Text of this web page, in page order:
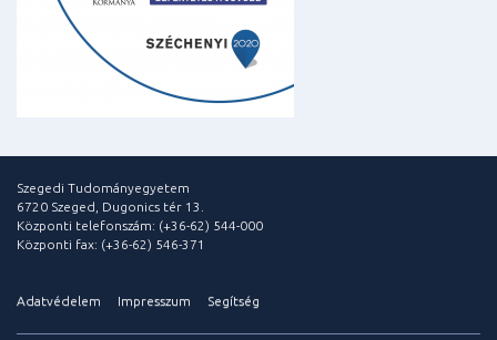
Szegedi Tudományegyetem
6720 Szeged, Dugonics tér 13.
Központi telefonszám: (+36-62) 544-000
Központi fax: (+36-62) 546-371
Adatvédelem Impresszum Segítség